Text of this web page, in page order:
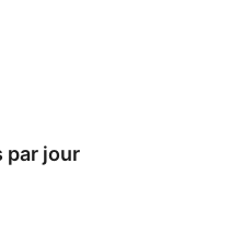
par jour